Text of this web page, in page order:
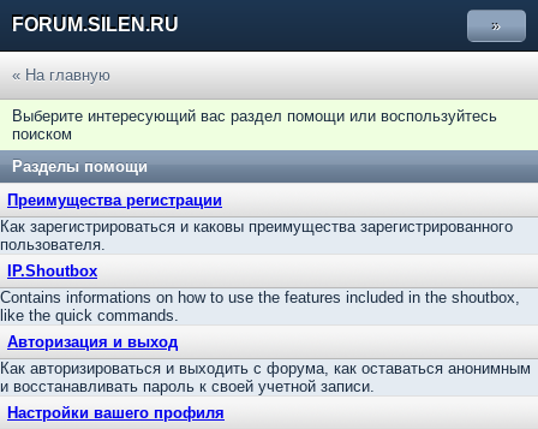
FORUM.SILEN.RU »
« На главную
Выберите интересующий вас раздел помощи или воспользуйтесь
поиском
Разделы помощи
Преимущества регистрации
Как зарегистрироваться и каковы преимущества зарегистрированного
пользователя.
IP.Shoutbox
Contains informations on how to use the features included in the shoutbox,
like the quick commands.
Авторизация и выход
Как авторизироваться и выходить с форума, как оставаться анонимным
и восстанавливать пароль к своей учетной записи.
Настройки вашего профиля